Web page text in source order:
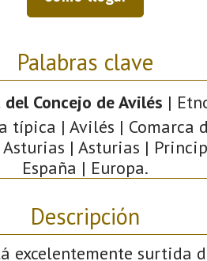
Palabras clave
Concejo de Avilés |
típica | Avilés | Comarca
| Asturias |
España | Europa.
Descripción
excelentemente surtida